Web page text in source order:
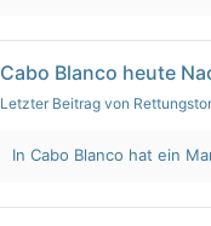
Cabo Blanco heute
Letzter Beitrag von
In Cabo Blanco hat ein